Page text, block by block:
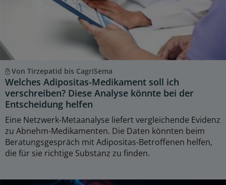
Von Tirzepatid bis CagriSema
Welches Adipositas-Medikament soll ich
verschreiben? Diese Analyse könnte bei der
Entscheidung helfen
Eine Netzwerk-Metaanalyse liefert vergleichende Evidenz
zu Abnehm-Medikamenten. Die Daten könnten beim
Beratungsgespräch mit Adipositas-Betroffenen helfen,
die für sie richtige Substanz zu finden.